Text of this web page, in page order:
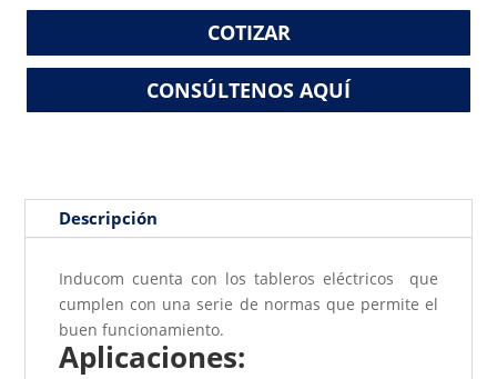
COTIZAR
CONSÚLTENOS AQUÍ
Descripción
Inducom cuenta con los tableros eléctricos que
cumplen con una serie de normas que permite el
buen funcionamiento.
Aplicaciones: